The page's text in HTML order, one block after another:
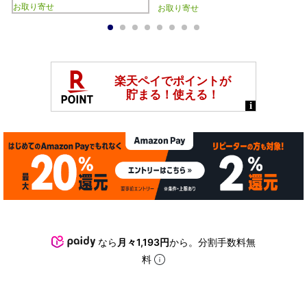
お取り寄せ
お取り寄せ
なら 月々1,193円から。分割手数料無
料